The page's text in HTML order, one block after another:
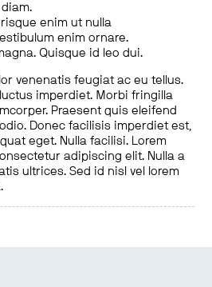
enim ut nulla
enim ornare.
Quisque id leo dui.
venenatis feugiat ac eu tellus.
imperdiet. Morbi fringilla
Praesent quis eleifend
Donec facilisis imperdiet est,
eget. Nulla facilisi. Lorem
adipiscing elit. Nulla a
ultrices. Sed id nisl vel lorem